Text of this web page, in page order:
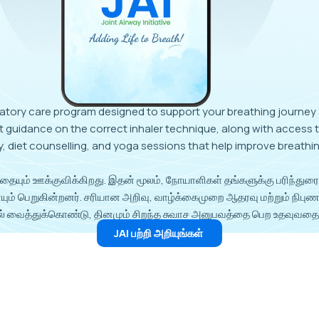
care program designed to support your breathing
on the correct inhaler technique, along with
diet counselling, and yoga sessions that help improve
ஊக்குவிக்கிறது. இதன் மூலம், நோயாளிகள் தங்களுக்கு
பெறுகின்றனர். சரியான அறிவு, வாழ்க்கைமுறை ஆதரவு மற்றும்
வைத்துக்கொண்டு, தினமும் சிறந்த சுவாச அனுபவத்தை பெற
JAI பற்றி அறியுங்கள்